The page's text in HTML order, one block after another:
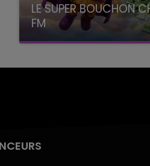
LE SUPER BOUCHON
FM
avec La Famille